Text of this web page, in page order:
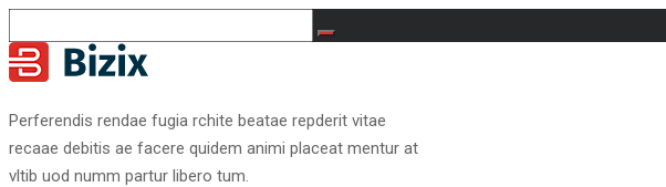
Perferendis rendae fugia rchite beatae repderit vitae
recaae debitis ae facere quidem animi placeat mentur at
vltib uod numm partur libero tum.